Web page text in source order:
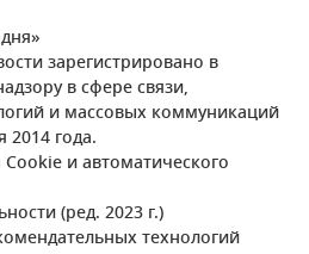
зарегистрировано в
в сфере связи,
и массовых коммуникаций
2014 года.
и автоматического
(ред. 2023 г.)
технологий